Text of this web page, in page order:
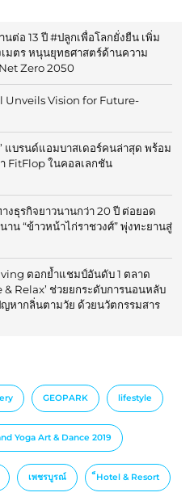
ต่อ 13 ปี #ปลูกเพื่อโลกยั่งยืน เพิ่ม
มตร หนุนยุทธศาสตร์ด้านความ
Zero 2050
Unveils Vision for Future-
แบรนด์แอมบาสเดอร์คนล่าสุด พร้อม
FitFlop ในคอลเลกชัน
งธุรกิจยาวนานกว่า 20 ปี ต่อยอด
าน “ข้าวหน้าไก่ราชวงศ์” พุ่งทะยานสู่
ตอกย้ำแชมป์อันดับ 1 ตลาด
Relax’ ช่วยยกระดับการนอนหลับ
หากลิ่นตามวัย ด้วยนวัตกรรมสาร
GEOPARK lifestyle
Yoga Art & Dance 2019
เพชรบูรณ์ ็Hotel & Resort